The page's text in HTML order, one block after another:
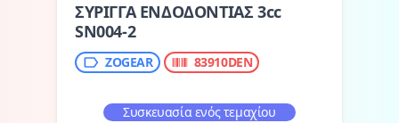
ΣΥΡΙΓΓΑ ΕΝΔΟΔΟΝΤΙΑΣ 3cc
SN004-2
ZOGEAR 83910DEN
Συσκευασία ενός τεμαχίου